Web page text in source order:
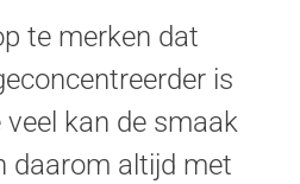
te merken dat
is
kan de smaak
daarom altijd met